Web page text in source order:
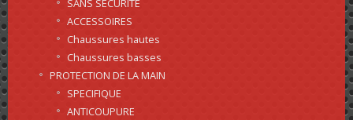
SANS SECURITE
ACCESSOIRES
Chaussures hautes
Chaussures basses
PROTECTION DE LA MAIN
SPECIFIQUE
ANTICOUPURE